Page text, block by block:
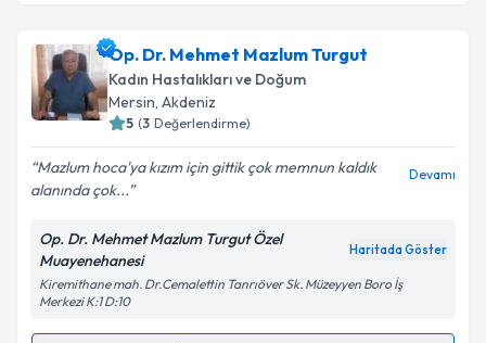
Op. Dr. Mehmet Mazlum Turgut
Kadın Hastalıkları ve Doğum
Mersin, Akdeniz
5 (3 Değerlendirme)
Mazlum hoca'ya kızım için gittik çok memnun kaldık
alanında çok...
Devamı
Op. Dr. Mehmet Mazlum Turgut Özel
Muayenehanesi
Haritada Göster
Kiremithane mah. Dr.Cemalettin Tanrıöver Sk. Müzeyyen Boro İş
Merkezi K:1 D:10